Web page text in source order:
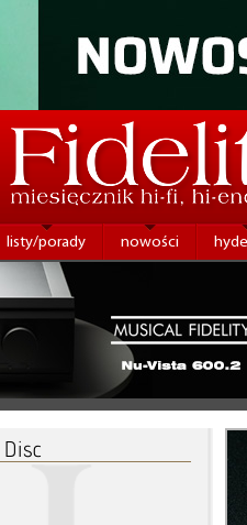
listy/porady nowości